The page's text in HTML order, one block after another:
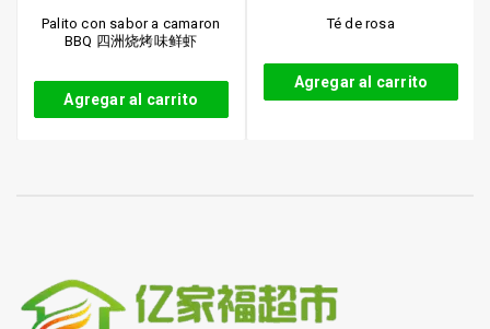
Palito con sabor a camaron
BBQ 四洲烧烤味鲜虾
Agregar al carrito
Té de rosa
Agregar al carrito